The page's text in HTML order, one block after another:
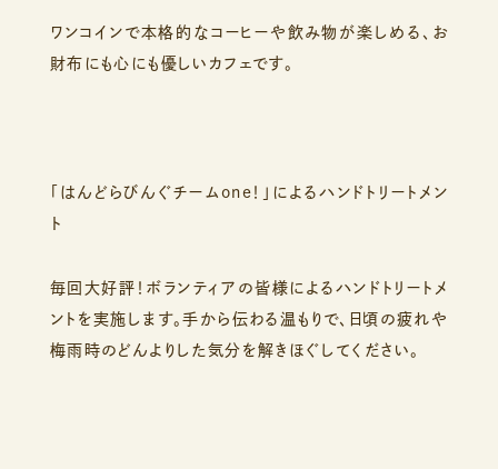
ワンコインで本格的なコーヒーや飲み物が楽しめる、お
財布にも心にも優しいカフェです。
「はんどらびんぐチームone！」によるハンドトリートメン
ト
毎回大好評！ボランティアの皆様によるハンドトリートメ
ントを実施します。手から伝わる温もりで、日頃の疲れや
梅雨時のどんよりした気分を解きほぐしてください。